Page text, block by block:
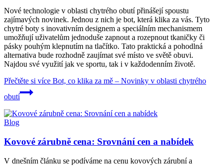
Nové technologie v oblasti chytrého obutí přinášejí spoustu
zajímavých novinek. Jednou z nich je bot, která klika za vás. Tyto
chytré boty s inovativním designem a speciálním mechanismem
umožňují uživatelům jednoduše zapnout a rozepnout tkaničky či
pásky pouhým klepnutím na tlačítko. Tato praktická a pohodlná
alternativa bude rozhodně zaujímat své místo ve světě obuvi.
Najdou své využití jak ve sportu, tak i v každodenním životě.
Přečtěte si více Bot, co klika za mě – Novinky v oblasti chytrého
obutí
Blog
Kovové zárubně cena: Srovnání cen a nabídek
V dnešním článku se podíváme na cenu kovových zárubní a